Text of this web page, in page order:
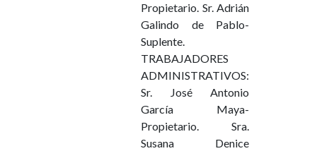
Propietario. Sr. Adrián
Galindo de Pablo-
Suplente.
TRABAJADORES
ADMINISTRATIVOS:
Sr. José Antonio
García Maya-
Propietario. Sra.
Susana Denice